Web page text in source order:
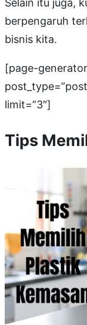
Selain itu juga,
berpengaruh
bisnis kita.
[page-
limit=”3″]
Tips